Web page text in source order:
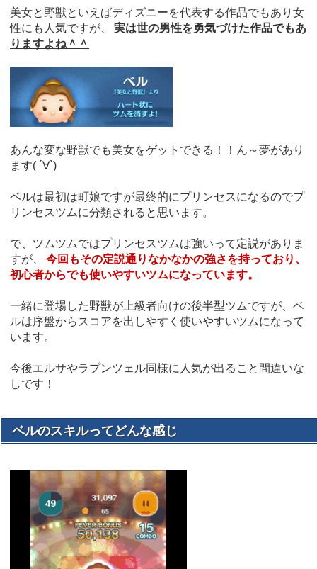
美女と野獣といえばディズニーを代表する作品でもあり女
性にも人気ですが、
実は世の男性を勇気づけた作品でもあ
りますよね＾＾
あんな変な野獣でも美女をゲットできる！！ん～夢があり
ます( ´∀`)
ベルは最初は町娘ですが最終的にプリンセスになるのでプ
リンセスツムに分類されると思います。
で、ツムツムではプリンセスツムは強いって定説がありま
すが、
今回もその定説通りなかなかの強さを持っており、
初心者からでも使いやすいツムになっています。
一緒に登場した野獣が上級者向けの後半型ツムですが、ベ
ルは序盤からスコアを出しやすく使いやすいツムになって
います。
今後エルサやラプンツェル同様に人気が出ること間違いな
しです！
ベルのスキルってどんな感じ